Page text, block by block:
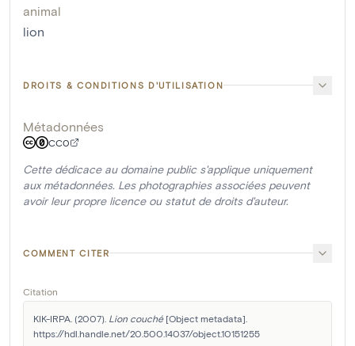
animal
lion
DROITS & CONDITIONS D'UTILISATION
Métadonnées
CC0
Cette dédicace au domaine public s'applique uniquement
aux métadonnées. Les photographies associées peuvent
avoir leur propre licence ou statut de droits d'auteur.
COMMENT CITER
Citation
KIK-IRPA. (2007). Lion couché [Object metadata].
https://hdl.handle.net/20.500.14037/object.10151255